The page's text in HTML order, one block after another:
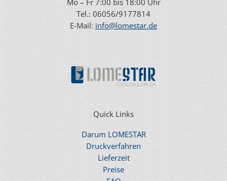
Tel.: 06056/9177814
E-Mail: info@lomestar.de
Quick Links
Darum LOMESTAR
Druckverfahren
Lieferzeit
Preise